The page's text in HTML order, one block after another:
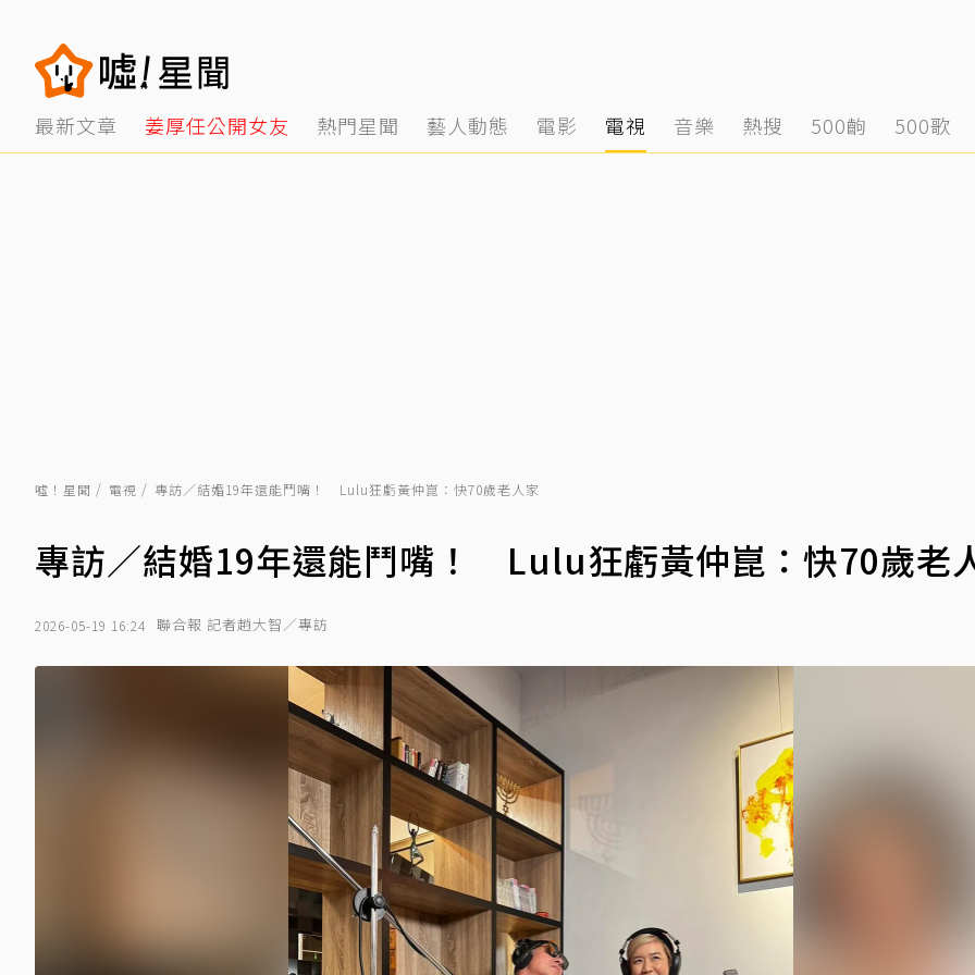
最新文章 姜厚任公開女友 熱門星聞 藝人動態 電影 電視 音樂 熱搜 500齣 500歌
噓！星聞 電視 專訪／結婚19年還能鬥嘴！ Lulu狂虧黃仲崑：快70歲老人家
專訪／結婚19年還能鬥嘴！ Lulu狂虧黃仲崑：快70歲老
2026-05-19 16:24 聯合報 記者趙大智／專訪